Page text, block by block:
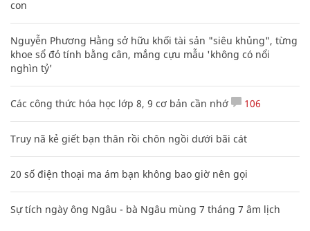
con
Nguyễn Phương Hằng sở hữu khối tài sản "siêu khủng", từng
khoe sổ đỏ tính bằng cân, mắng cựu mẫu 'không có nổi
nghìn tỷ'
Các công thức hóa học lớp 8, 9 cơ bản cần nhớ 106
Truy nã kẻ giết bạn thân rồi chôn ngồi dưới bãi cát
20 số điện thoại ma ám bạn không bao giờ nên gọi
Sự tích ngày ông Ngâu - bà Ngâu mùng 7 tháng 7 âm lịch